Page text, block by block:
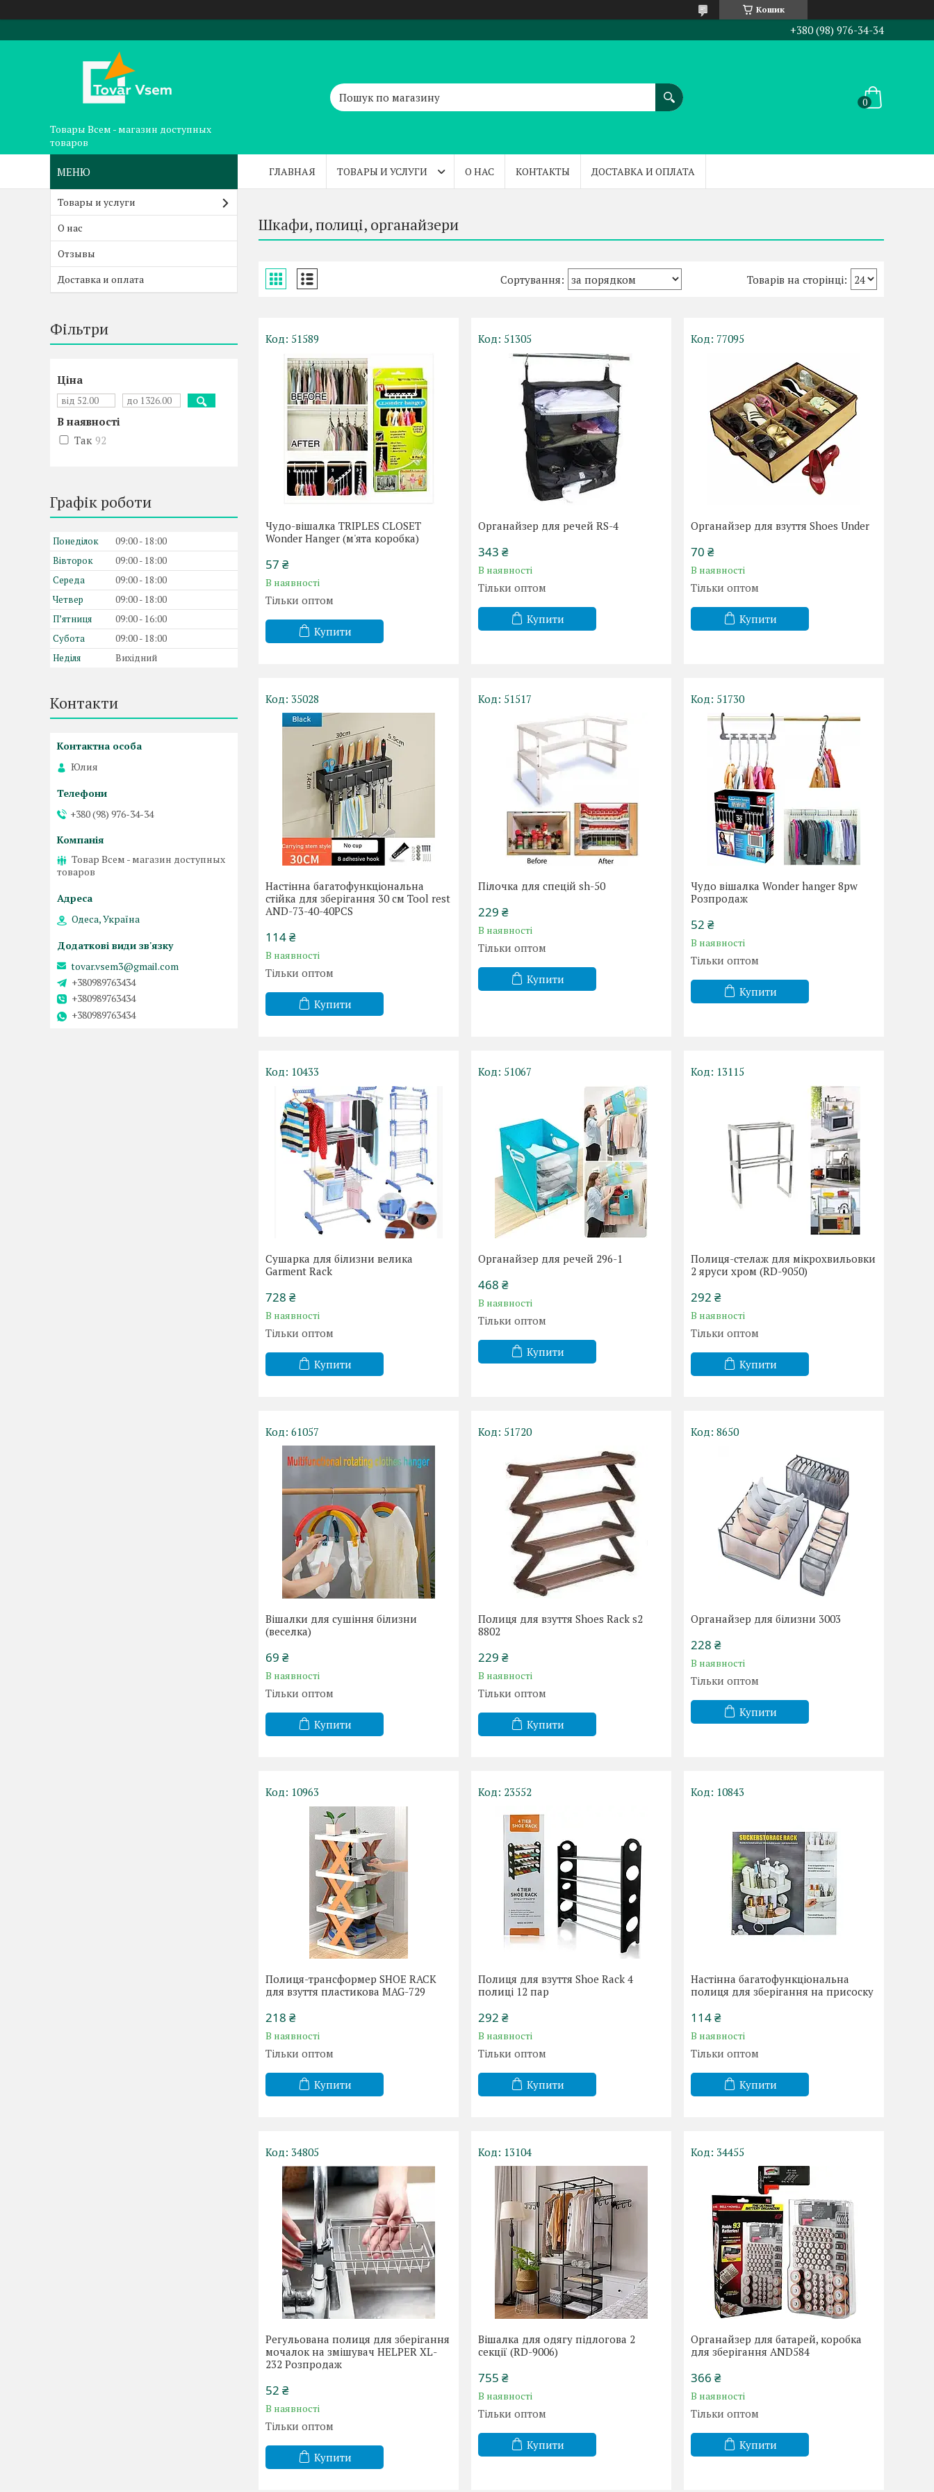
Кошик
+380 (98) 976-34-34
Товары Всем - магазин доступных
товаров
ГЛАВНАЯ ТОВАРЫ И УСЛУГИ О НАС КОНТАКТЫ ДОСТАВКА И ОПЛАТА
Шкафи, полиці, органайзери
51589
Чудо-вішалка TRIPLES CLOSET
Wonder Hanger (м'ята коробка)
57 ₴
В наявності
Тільки оптом
Купити
51305
Органайзер для речей RS-4
343 ₴
В наявності
Тільки оптом
Купити
77095
Органайзер для взуття Shoes Under
70 ₴
В наявності
Тільки оптом
Купити
35028
Настінна багатофункціональна
стійка для зберігання 30 см Tool rest
AND-73-40-40PCS
114 ₴
В наявності
Тільки оптом
Купити
51517
Пілочка для спецій sh-50
229 ₴
В наявності
Тільки оптом
Купити
51730
Чудо вішалка Wonder hanger 8pw
Розпродаж
52 ₴
В наявності
Тільки оптом
Купити
10433
Сушарка для білизни велика
Garment Rack
728 ₴
В наявності
Тільки оптом
Купити
51067
Органайзер для речей 296-1
468 ₴
В наявності
Тільки оптом
Купити
13115
Полиця-стелаж для мікрохвильовки
2 яруси хром (RD-9050)
292 ₴
В наявності
Тільки оптом
Купити
61057
Вішалки для сушіння білизни
(веселка)
69 ₴
В наявності
Тільки оптом
Купити
51720
Полиця для взуття Shoes Rack s2
8802
229 ₴
В наявності
Тільки оптом
Купити
8650
Органайзер для білизни 3003
228 ₴
В наявності
Тільки оптом
Купити
10963
Полиця-трансформер SHOE RACK
для взуття пластикова MAG-729
218 ₴
В наявності
Тільки оптом
Купити
23552
Полиця для взуття Shoe Rack 4
полиці 12 пар
292 ₴
В наявності
Тільки оптом
Купити
10843
Настінна багатофункціональна
полиця для зберігання на присоску
114 ₴
В наявності
Тільки оптом
Купити
34805
Регульована полиця для зберігання
мочалок на змішувач HELPER XL-
232 Розпродаж
52 ₴
В наявності
Тільки оптом
Купити
13104
Вішалка для одягу підлогова 2
секції (RD-9006)
755 ₴
В наявності
Тільки оптом
Купити
34455
Органайзер для батарей, коробка
для зберігання AND584
366 ₴
В наявності
Тільки оптом
Купити
Товары и услуги
О нас
Отзывы
Доставка и оплата
Фільтри
Ціна
В наявності
Так 92
Графік роботи
Понеділок 09:00
18:00
Вівторок
09:00
18:00
Середа
09:00
18:00
Четвер
09:00
18:00
Пʼятниця
09:00
16:00
Субота
09:00
18:00
Неділя
Вихідний
Контакти
Юлия
+380 (98) 976-34-34
Товар Всем - магазин доступных
товаров
Одеса, Україна
tovar.vsem3@gmail.com
+380989763434
+380989763434
+380989763434